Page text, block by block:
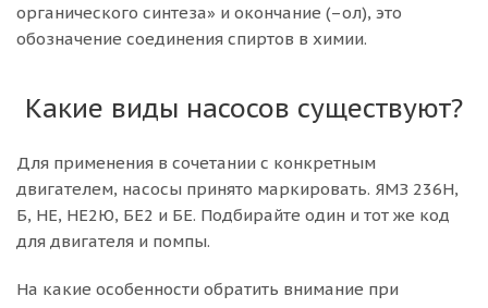
органического синтеза» и окончание (–ол), это
обозначение соединения спиртов в химии.
Какие виды насосов существуют?
Для применения в сочетании с конкретным
двигателем, насосы принято маркировать. ЯМЗ 236Н,
Б, НЕ, НЕ2Ю, БЕ2 и БЕ. Подбирайте один и тот же код
для двигателя и помпы.
На какие особенности обратить внимание при